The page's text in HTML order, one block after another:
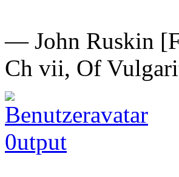
— John Ruskin
Ch vii, Of
0utput